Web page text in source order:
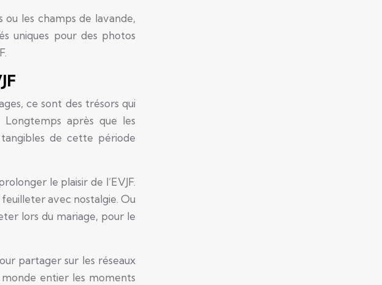
ou les champs de lavande,
uniques pour des photos
ce sont des trésors qui
après que les
de cette période
le plaisir de l’EVJF.
avec nostalgie. Ou
lors du mariage, pour le
partager sur les réseaux
entier les moments